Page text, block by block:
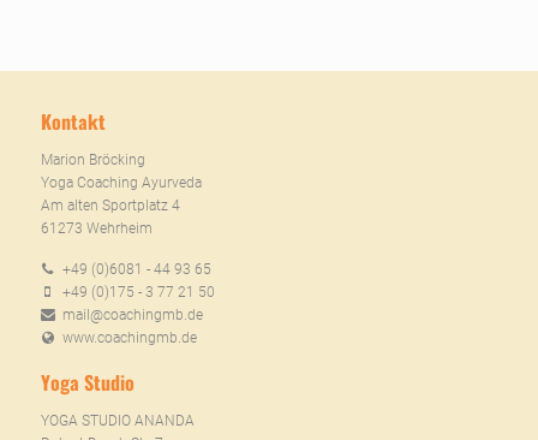
Kontakt
Marion Bröcking
Yoga Coaching Ayurveda
Am alten Sportplatz 4
61273 Wehrheim
+49 (0)6081 - 44 93 65
+49 (0)175 - 3 77 21 50
mail@coachingmb.de
www.coachingmb.de
Yoga Studio
YOGA STUDIO ANANDA